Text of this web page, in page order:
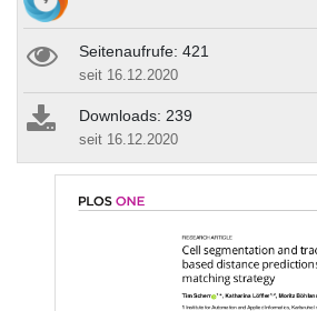
Seitenaufrufe: 421
seit 16.12.2020
Downloads: 239
seit 16.12.2020